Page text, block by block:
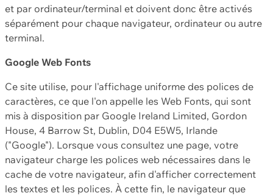
et par ordinateur/terminal et doivent donc être activés
séparément pour chaque navigateur, ordinateur ou autre
terminal.
Google Web Fonts
Ce site utilise, pour l'affichage uniforme des polices de
caractères, ce que l'on appelle les Web Fonts, qui sont
mis à disposition par Google Ireland Limited, Gordon
House, 4 Barrow St, Dublin, D04 E5W5, Irlande
("Google"). Lorsque vous consultez une page, votre
navigateur charge les polices web nécessaires dans le
cache de votre navigateur, afin d'afficher correctement
les textes et les polices. À cette fin, le navigateur que